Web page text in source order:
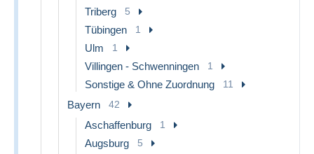
Triberg 5
Tübingen 1
Ulm 1
Villingen - Schwenningen 1
Sonstige & Ohne Zuordnung 11
Bayern 42
Aschaffenburg 1
Augsburg 5